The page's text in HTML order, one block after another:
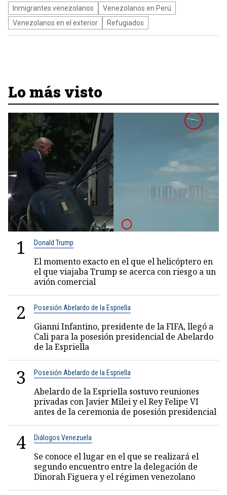
Inmigrantes venezolanos
Venezolanos en Perú
Venezolanos en el exterior
Refugiados
Lo más visto
1 Donald Trump
El momento exacto en el que el helicóptero en
el que viajaba Trump se acerca con riesgo a un
avión comercial
2 Posesión Abelardo de la Espriella
Gianni Infantino, presidente de la FIFA, llegó a
Cali para la posesión presidencial de Abelardo
de la Espriella
3 Posesión Abelardo de la Espriella
Abelardo de la Espriella sostuvo reuniones
privadas con Javier Milei y el Rey Felipe VI
antes de la ceremonia de posesión presidencial
4 Diálogos Venezuela
Se conoce el lugar en el que se realizará el
segundo encuentro entre la delegación de
Dinorah Figuera y el régimen venezolano